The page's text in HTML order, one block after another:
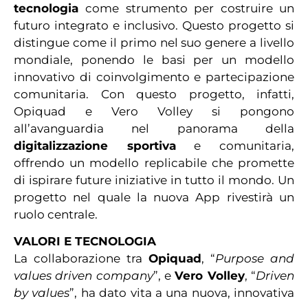
tecnologiacome strumento per costruire un
futuro integrato e inclusivo. Questo progetto si
distingue come il primo nel suo genere a livello
mondiale, ponendo le basi per un modello
innovativo di coinvolgimento e partecipazione
comunitaria. Con questo progetto, infatti,
Opiquad e Vero Volley si pongono
all’avanguardia nel panorama della
digitalizzazione sportivae comunitaria,
offrendo un modello replicabile che promette
di ispirare future iniziative in tutto il mondo. Un
progetto nel quale la nuova App rivestirà un
ruolo centrale.
VALORI E TECNOLOGIA
La collaborazione tra Opiquad, “Purpose and
values driven company”, eVero Volley, “Driven
by values”, ha dato vita a una nuova, innovativa